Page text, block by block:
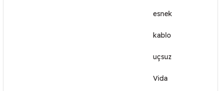
esnek
kablo
uçsuz
Vida